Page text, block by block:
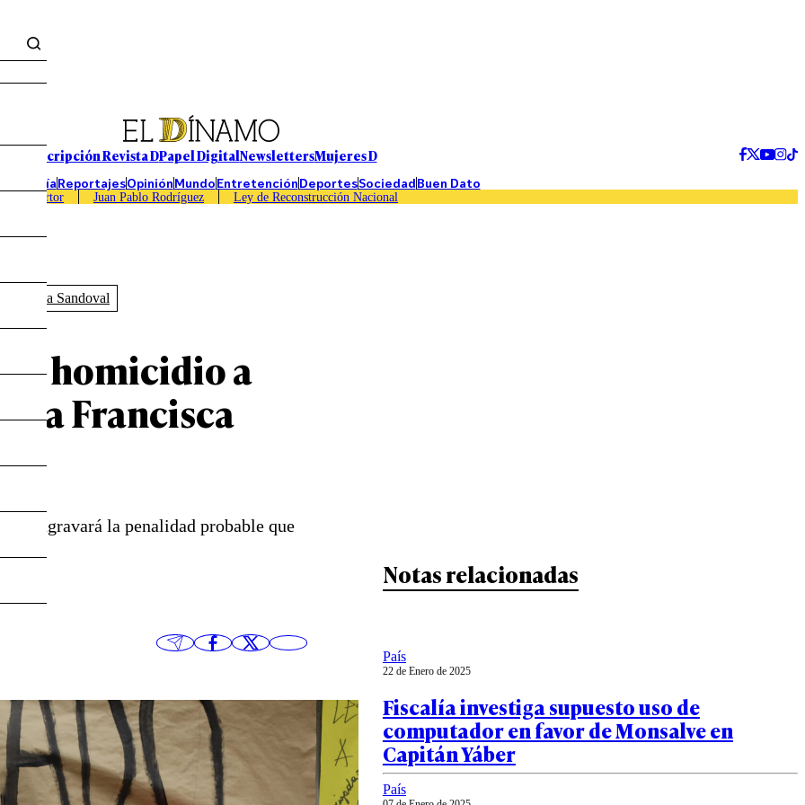
Suscripción Revista DPapel DigitalNewslettersMujeres D
EconomíaReportajesOpiniónMundoEntretenciónDeportesSociedadBuen Dato
Caso Sartor Juan Pablo Rodríguez Ley de Reconstrucción Nacional
#Francisca Sandoval
homicidio a
Francisca
agravará la penalidad probable que
Notas relacionadas
País
22 de Enero de 2025
Fiscalía investiga supuesto uso de
computador en favor de Monsalve en
Capitán Yáber
País